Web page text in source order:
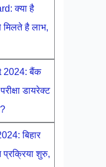
क्या है
है लाभ,
2024: बैंक
डायरेक्ट
बिहार
शुरु,